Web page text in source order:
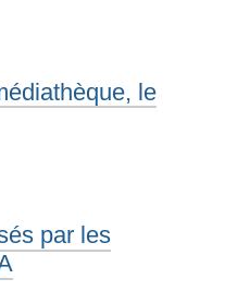
le
par les